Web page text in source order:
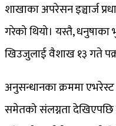
शाखाका अपरेसन इञ्चार्ज
गरेको थियो। यस्तै,
खिउजुलाई वैशाख १३ गते
अनुसन्धानका क्रममा
समेतको संलग्नता